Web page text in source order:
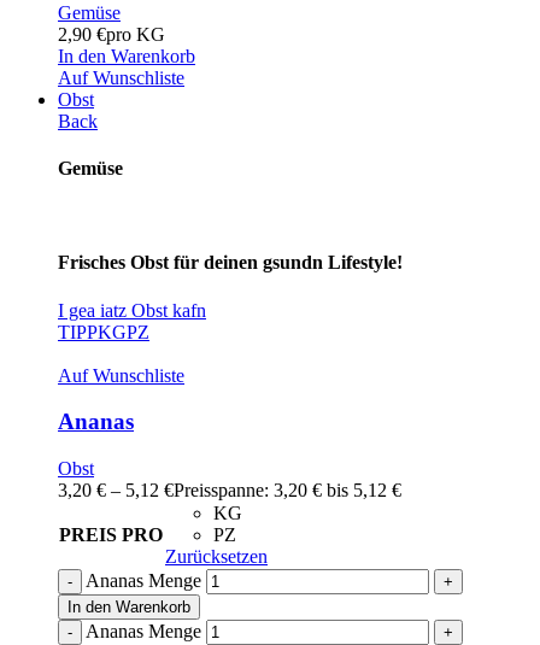
Gemüse
2,90 €pro KG
In den Warenkorb
Auf Wunschliste
Obst
Back
Gemüse
Frisches Obst für deinen gsundn Lifestyle!
I gea iatz Obst kafn
TIPPKGPZ
Auf Wunschliste
Ananas
Obst
3,20 € – 5,12 €Preisspanne: 3,20 € bis 5,12 €
PREIS PRO
KG
PZ
Zurücksetzen
Ananas Menge
In den Warenkorb
Ananas Menge